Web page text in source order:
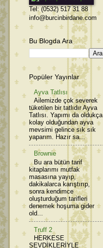
Tel: (0532) 517 31 88
info@burcinbirdane.com
Bu Blogda Ara
Popüler Yayınlar
Ayva Tatlısı
Ailemizde çok severek
tüketilen bir tatlıdır Ayva
Tatlısı. Yapımı da oldukça
kolay olduğundan ayva
mevsimi gelince sık sık
yaparım. Hazır sa...
Brownie
Bu ara bütün tarif
kitaplarımı mutfak
masasına yayıp,
dakikalarca karıştırıp,
sonra kendimce
oluşturduğum tarifleri
denemek hoşuma gider
old...
Truff 2
HERKESE
SEVDİKLERİYLE